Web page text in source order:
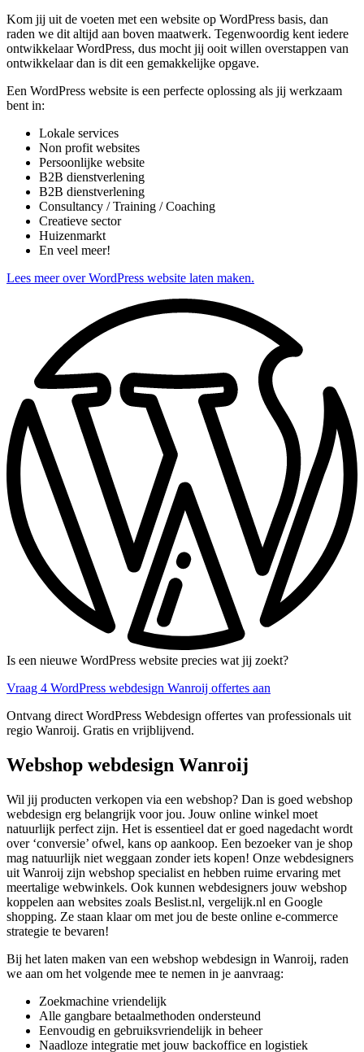
Kom jij uit de voeten met een website op WordPress basis, dan
raden we dit altijd aan boven maatwerk. Tegenwoordig kent iedere
ontwikkelaar WordPress, dus mocht jij ooit willen overstappen van
ontwikkelaar dan is dit een gemakkelijke opgave.
Een WordPress website is een perfecte oplossing als jij werkzaam
bent in:
Lokale services
Non profit websites
Persoonlijke website
B2B dienstverlening
B2B dienstverlening
Consultancy / Training / Coaching
Creatieve sector
Huizenmarkt
En veel meer!
Lees meer over WordPress website laten maken.
Is een nieuwe WordPress website precies wat jij zoekt?
Vraag 4 WordPress webdesign Wanroij offertes aan
Ontvang direct WordPress Webdesign offertes van professionals uit
regio Wanroij. Gratis en vrijblijvend.
Webshop webdesign Wanroij
Wil jij producten verkopen via een webshop? Dan is goed webshop
webdesign erg belangrijk voor jou. Jouw online winkel moet
natuurlijk perfect zijn. Het is essentieel dat er goed nagedacht wordt
over ‘conversie’ ofwel, kans op aankoop. Een bezoeker van je shop
mag natuurlijk niet weggaan zonder iets kopen! Onze webdesigners
uit Wanroij zijn webshop specialist en hebben ruime ervaring met
meertalige webwinkels. Ook kunnen webdesigners jouw webshop
koppelen aan websites zoals Beslist.nl, vergelijk.nl en Google
shopping. Ze staan klaar om met jou de beste online e-commerce
strategie te bevaren!
Bij het laten maken van een webshop webdesign in Wanroij, raden
we aan om het volgende mee te nemen in je aanvraag:
Zoekmachine vriendelijk
Alle gangbare betaalmethoden ondersteund
Eenvoudig en gebruiksvriendelijk in beheer
Naadloze integratie met jouw backoffice en logistiek